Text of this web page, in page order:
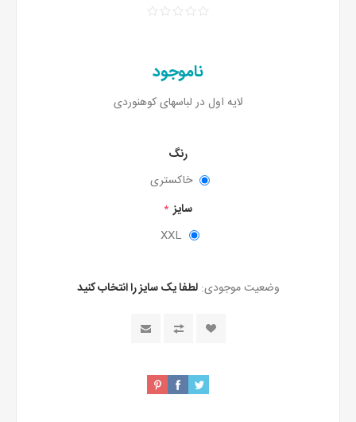
ناموجود
لایه اول در لباسهای کوهنوردی
رنگ
خاکستری
سایز *
XXL
وضعیت موجودی: لطفا یک سایز را انتخاب کنید